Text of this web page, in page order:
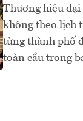
Thương hiệu đại
không theo lịch
từng thành phố
toàn cầu trong